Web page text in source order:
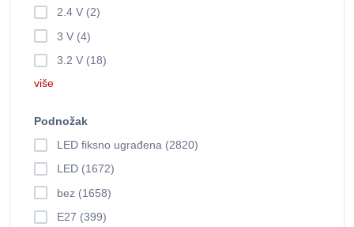
2.4 V (2)
3 V (4)
3.2 V (18)
više
Podnožak
LED fiksno ugrađena (2820)
LED (1672)
bez (1658)
E27 (399)